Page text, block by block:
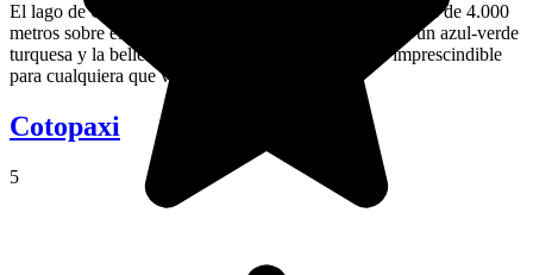
El lago de Quilotoa es un lago en un cráter, situado a más de 4.000
metros sobre el nivel de mar. Sus magníficas aguas de un azul-verde
turquesa y la belleza del lugar hacen de él un lugar imprescindible
para cualquiera que visite Ecuador.
Cotopaxi
5